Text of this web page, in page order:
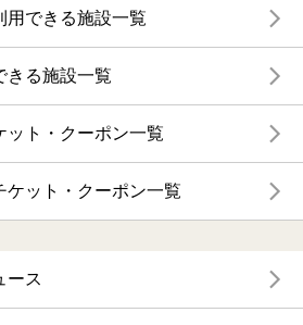
用できる施設一覧
きる施設一覧
ット・クーポン一覧
ケット・クーポン一覧
ース